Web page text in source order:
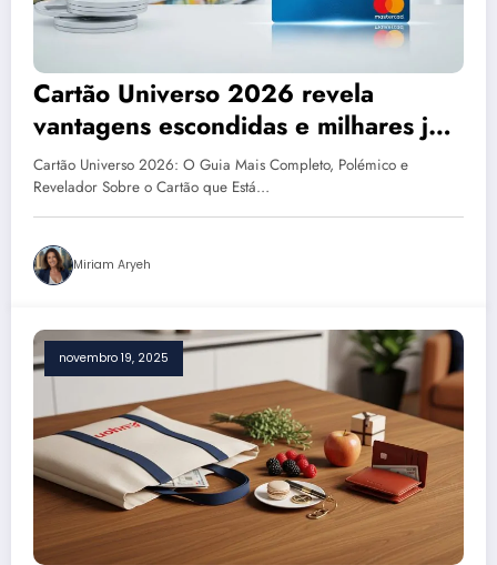
Cartão Universo 2026 revela
vantagens escondidas e milhares já
estão a aderir sem perceber o poder
real deste cartão
Cartão Universo 2026: O Guia Mais Completo, Polémico e
Revelador Sobre o Cartão que Está…
Miriam Aryeh
novembro 19, 2025